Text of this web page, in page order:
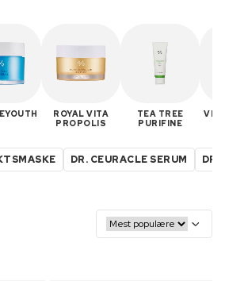
ROYAL VITA
PROPOLIS
TEA TREE
PURIFINE
DR. CEURACLE SERUM DR.